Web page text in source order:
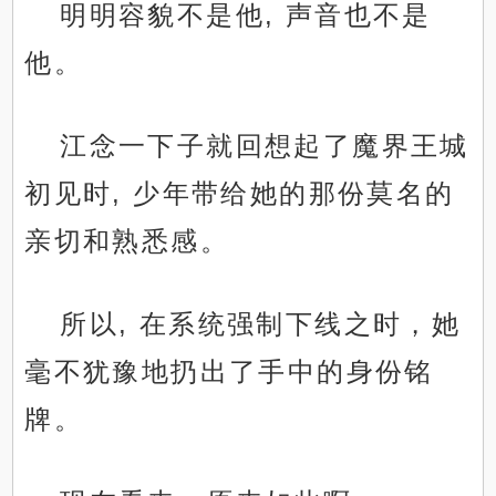
明明容貌不是他, 声音也不是
他。
江念一下子就回想起了魔界王城
初见时, 少年带给她的那份莫名的
亲切和熟悉感。
所以, 在系统强制下线之时，她
毫不犹豫地扔出了手中的身份铭
牌。